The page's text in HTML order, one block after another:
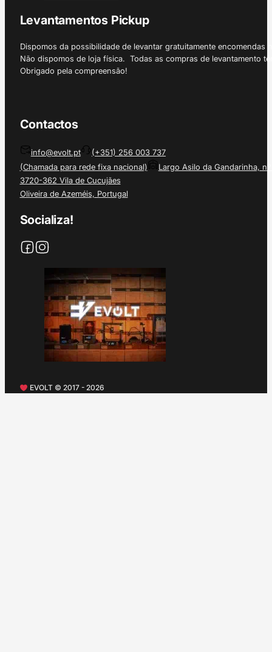
Levantamentos Pickup
Dispomos da possibilidade de levantar gratuitamente
Não dispomos de loja física. Todas as compras de levantamento
Obrigado pela compreensão!
Contactos
info@evolt.pt
(+351) 256 003 737
(Chamada para rede fixa nacional)
Largo Asilo da Gandarinha, nº
3720-362 Vila de Cucujães
Oliveira de Azeméis, Portugal
Socializa!
EVOLT © 2017 - 2026